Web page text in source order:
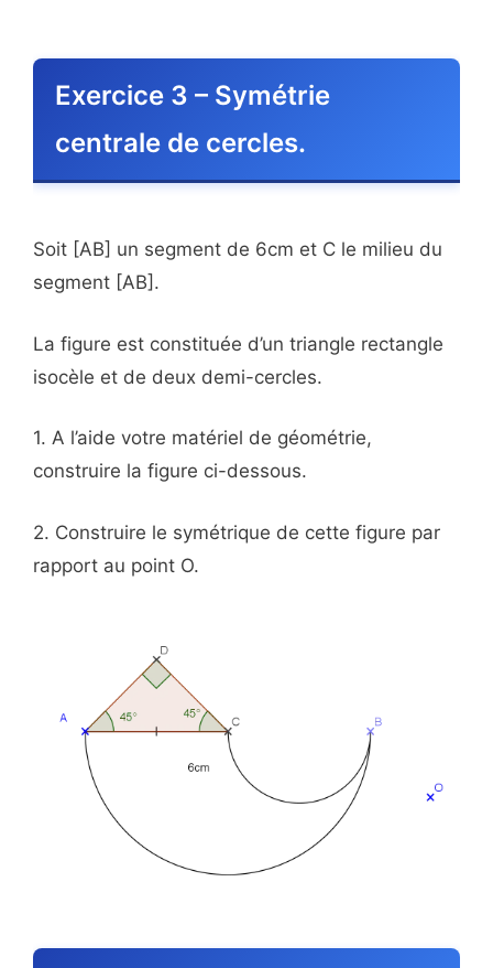
Exercice 3 – Symétrie
centrale de cercles.
Soit [AB] un segment de 6cm et C le milieu du
segment [AB].
La figure est constituée d’un triangle rectangle
isocèle et de deux demi-cercles.
1. A l’aide votre matériel de géométrie,
construire la figure ci-dessous.
2. Construire le symétrique de cette figure par
rapport au point O.